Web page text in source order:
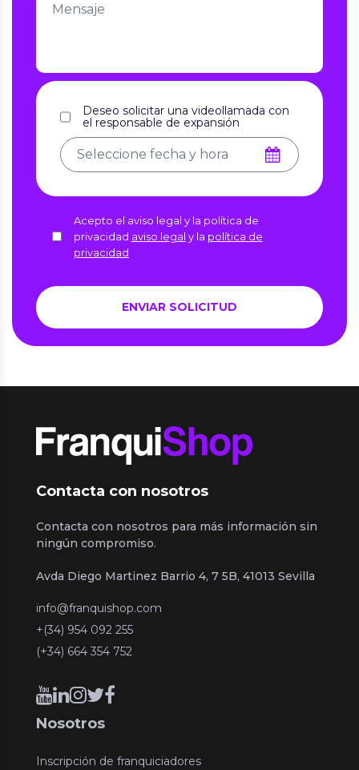
Deseo solicitar una videollamada con
el responsable de expansión
Acepto el aviso legal y la política de
privacidad aviso legal y la política de
privacidad
Contacta con nosotros
Contacta con nosotros para más información sin
ningún compromiso.
Avda Diego Martinez Barrio 4, 7 5B, 41013 Sevilla
info@franquishop.com
+(34) 954 092 255
(+34) 664 354 752
Nosotros
Inscripción de franquiciadores